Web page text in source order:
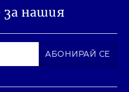
за нашия